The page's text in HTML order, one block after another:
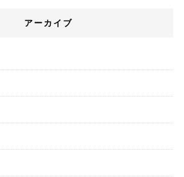
アーカイブ